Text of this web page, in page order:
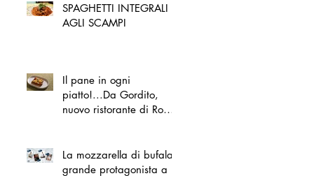
SPAGHETTI INTEGRALI
AGLI SCAMPI
Il pane in ogni
piatto!...Da Gordito,
nuovo ristorante di Roma
La mozzarella di bufala
grande protagonista a